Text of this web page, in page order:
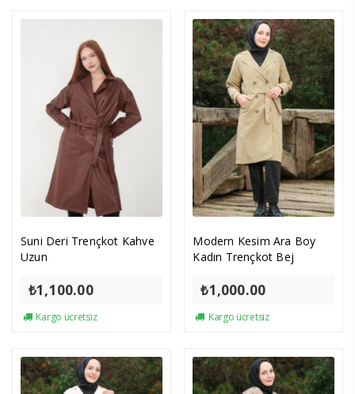
Suni Deri Trençkot Kahve
Uzun
₺1,100.00
Kargo ücretsiz
Modern Kesim Ara Boy
Kadın Trençkot Bej
₺1,000.00
Kargo ücretsiz